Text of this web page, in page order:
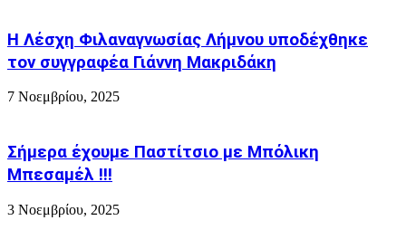
της
Άγιας
Τριάδας.
Γινεται
Η Λέσχη Φιλαναγνωσίας Λήμνου υποδέχθηκε
τον συγγραφέα Γιάννη Μακριδάκη
7 Νοεμβρίου, 2025
Σήμερα έχουμε Παστίτσιο με Μπόλικη
Μπεσαμέλ !!!
3 Νοεμβρίου, 2025